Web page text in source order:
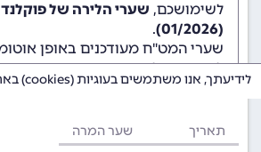
לשימושכם,
(01/2026)
.
שערי המט"ח מעודכנים באופן
לשימוש גולשי ומשתמשי האתר.
תאריך שער המרה
לידיעתך, אנו משתמשים בעוגיות (cookies) באתר זה.